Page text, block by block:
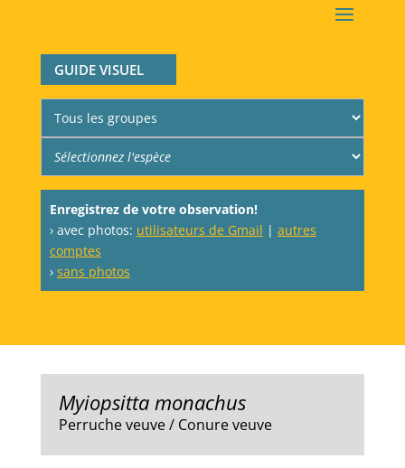
GUIDE VISUEL
Enregistrez de votre observation!
› avec photos: utilisateurs de Gmail | autres
comptes
› sans photos
Myiopsitta monachus
Perruche veuve / Conure veuve